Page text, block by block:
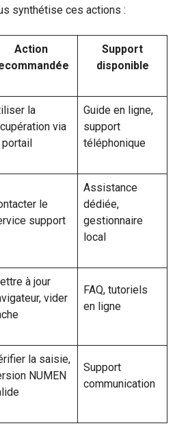
synthétise ces actions :
Action
Support
disponible
la
via
portail
Guide en ligne,
support
téléphonique
le
support
Assistance
dédiée,
gestionnaire
local
à jour
vider
FAQ, tutoriels
en ligne
la saisie,
NUMEN
Support
communication